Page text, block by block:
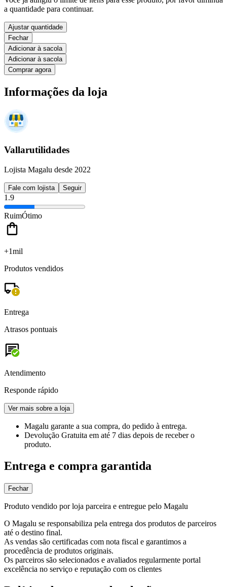
a quantidade para continuar.
Ajustar quantidade
Fechar
Adicionar à sacola
Adicionar à sacola
Comprar agora
Informações da loja
Vallarutilidades
Lojista Magalu desde 2022
Fale com lojista Seguir
1.9
RuimÓtimo
+1mil
Produtos vendidos
Entrega
Atrasos pontuais
Atendimento
Responde rápido
Ver mais sobre a loja
Magalu garante a sua compra, do pedido à entrega.
Devolução Gratuita em até 7 dias depois de receber o
produto.
Entrega e compra garantida
Fechar
Produto vendido por loja parceira e entregue pelo Magalu
O Magalu se responsabiliza pela entrega dos produtos de parceiros
até o destino final.
As vendas são certificadas com nota fiscal e garantimos a
procedência de produtos originais.
Os parceiros são selecionados e avaliados regularmente portal
excelência no serviço e reputação com os clientes